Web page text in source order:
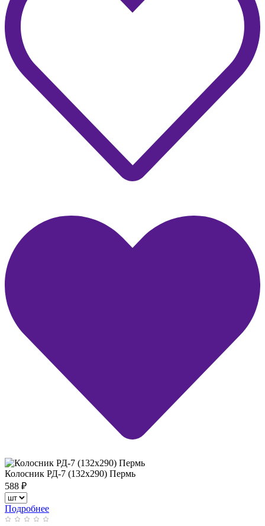
Колосник РД-7 (132х290) Пермь
588 ₽
Подробнее